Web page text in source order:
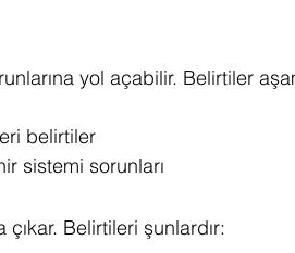
yol açabilir. Belirtiler
belirtiler
sistemi sorunları
Belirtileri şunlardır: